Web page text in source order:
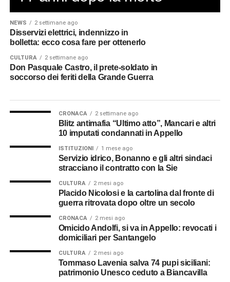
NEWS 2 settimane ago
Disservizi elettrici, indennizzo in
bolletta: ecco cosa fare per ottenerlo
CULTURA 2 settimane ago
Don Pasquale Castro, il prete-soldato in
soccorso dei feriti della Grande Guerra
CRONACA 2 settimane ago
Blitz antimafia “Ultimo atto”, Mancari e altri
10 imputati condannati in Appello
ISTITUZIONI 1 mese ago
Servizio idrico, Bonanno e gli altri sindaci
stracciano il contratto con la Sie
CULTURA 2 mesi ago
Placido Nicolosi e la cartolina dal fronte di
guerra ritrovata dopo oltre un secolo
CRONACA 2 mesi ago
Omicido Andolfi, si va in Appello: revocati i
domiciliari per Santangelo
CULTURA 2 mesi ago
Tommaso Lavenia salva 74 pupi siciliani:
patrimonio Unesco ceduto a Biancavilla